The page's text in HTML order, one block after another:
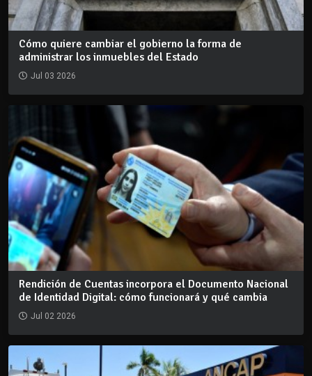
Cómo quiere cambiar el gobierno la forma de
administrar los inmuebles del Estado
Jul 03 2026
Rendición de Cuentas incorpora el Documento Nacional
de Identidad Digital: cómo funcionará y qué cambia
Jul 02 2026